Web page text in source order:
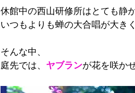
休館中の西山研修所はとても静か
いつもよりも蝉の大合唱が大き
そんな中、
庭先では、 ヤブランが花を咲か